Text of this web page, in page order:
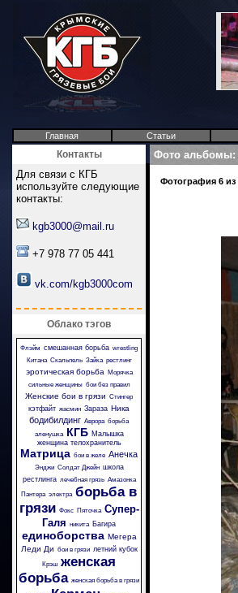
Главная Статьи
Контакты
Для связи с КГБ
используйте следующие
контакты:
kgb3000@mail.ru
+7 978 77 05 441
vk.com/kgb3000com
Облако тэгов
Флэйм смешанная борьба wrestling
Китана Скальпель Зайка рестлинг
эротическая борьба
Морячка
сильные женщины бои без правил
Женские бои в грязи Стингер
кэтфайт жасмин Зараза Ника
бодибилдинг Аврора борьба
аленушка
КГБ Малышка
женщина телохранитель
Матрица бои в желе Анечка
Энджи Солдат Джейн школа
рестлинга лечебная грязь Амазонка
Пантера электра борьба в
грязи Фокс Пяточка Супер-
Галя никита Багира
единоборства Мегера
Леди Ди бои в грязи летний кубок
Крэш женская
борьба женская борьба в грязи
Фото альбомы:
Фотография 6 из